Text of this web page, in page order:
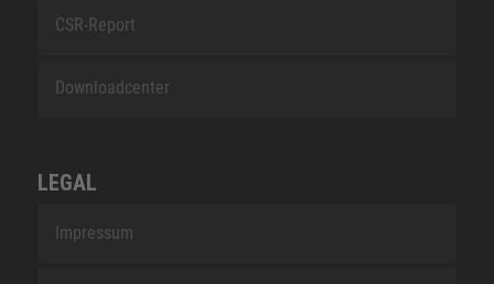
CSR-Report
Downloadcenter
LEGAL
Impressum